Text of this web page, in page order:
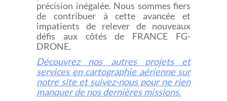
précision inégalée. Nous sommes fiers
de contribuer à cette avancée et
impatients de relever de nouveaux
défis aux côtés de FRANCE FG-
DRONE.
Découvrez nos autres projets et
services en cartographie aérienne sur
notre site et suivez-nous pour ne rien
manquer de nos dernières missions.